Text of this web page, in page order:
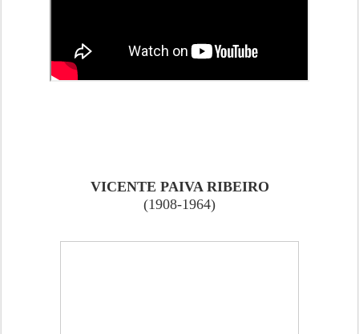
VICENTE PAIVA RIBEIRO
(1908-1964)